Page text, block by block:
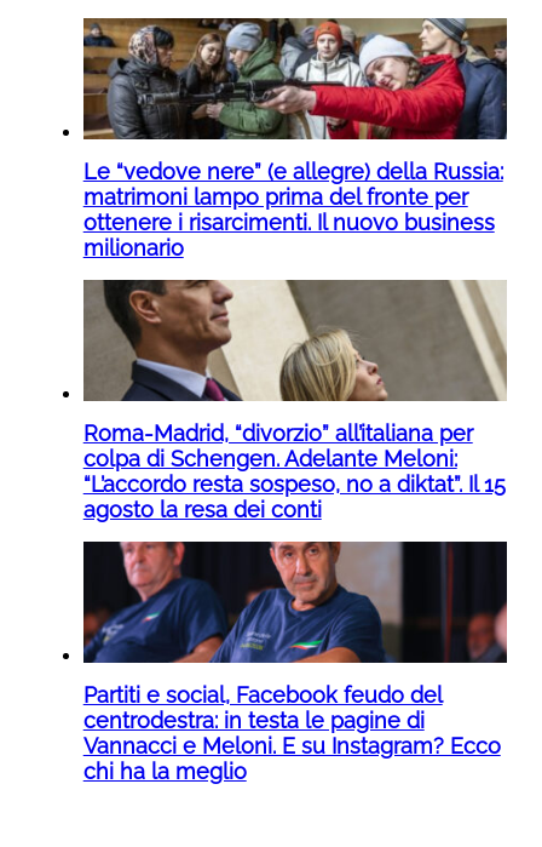
Le “vedove nere” (e allegre) della Russia:
matrimoni lampo prima del fronte per
ottenere i risarcimenti. Il nuovo business
milionario
Roma-Madrid, “divorzio” all’italiana per
colpa di Schengen. Adelante Meloni:
“L’accordo resta sospeso, no a diktat”. Il 15
agosto la resa dei conti
Partiti e social, Facebook feudo del
centrodestra: in testa le pagine di
Vannacci e Meloni. E su Instagram? Ecco
chi ha la meglio